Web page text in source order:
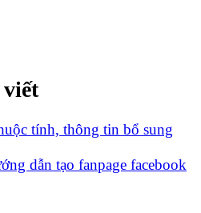
tính, thông tin bổ sung
dẫn tạo fanpage facebook